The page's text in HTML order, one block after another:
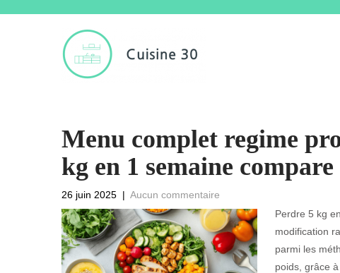
Menu complet regime
kg en 1 semaine
26 juin 2025 | Aucun commentaire
Perdre 5 kg
modification
parmi les
poids, grâce